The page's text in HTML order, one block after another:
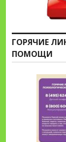
ГОРЯЧИЕ
ПОМОЩИ